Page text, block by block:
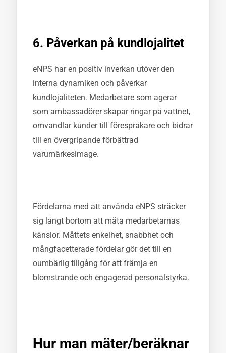
6. Påverkan på kundlojalitet
eNPS har en positiv inverkan utöver den
interna dynamiken och påverkar
kundlojaliteten. Medarbetare som agerar
som ambassadörer skapar ringar på vattnet,
omvandlar kunder till förespråkare och bidrar
till en övergripande förbättrad
varumärkesimage.
Fördelarna med att använda eNPS sträcker
sig långt bortom att mäta medarbetarnas
känslor. Måttets enkelhet, snabbhet och
mångfacetterade fördelar gör det till en
oumbärlig tillgång för att främja en
blomstrande och engagerad personalstyrka.
Hur man mäter/beräknar